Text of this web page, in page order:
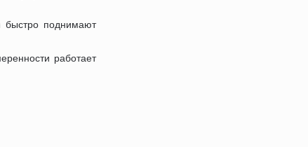
быстро поднимают
работает